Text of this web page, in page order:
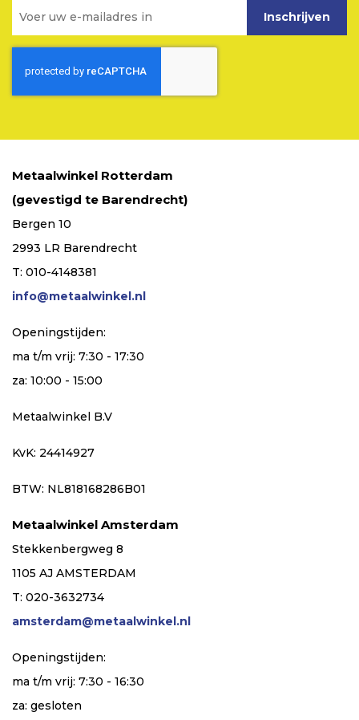
Inschrijven
Metaalwinkel Rotterdam
(gevestigd te Barendrecht)
Bergen 10
2993 LR Barendrecht
T: 010-4148381
info@metaalwinkel.nl
Openingstijden:
ma t/m vrij: 7:30 - 17:30
za: 10:00 - 15:00
Metaalwinkel B.V
KvK: 24414927
BTW: NL818168286B01
Metaalwinkel Amsterdam
Stekkenbergweg 8
1105 AJ AMSTERDAM
T: 020-3632734
amsterdam@metaalwinkel.nl
Openingstijden:
ma t/m vrij: 7:30 - 16:30
za: gesloten